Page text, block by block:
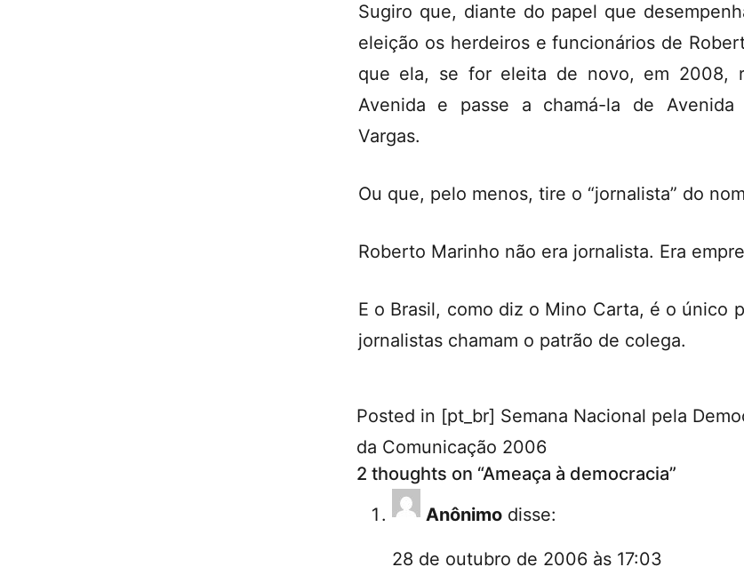
Sugiro que, diante do papel que
eleição os herdeiros e funcionários de
que ela, se for eleita de novo, em 2008,
Avenida e passe a chamá-la de Avenida
Vargas.
Ou que, pelo menos, tire o “jornalista” do
Roberto Marinho não era jornalista. Era
E o Brasil, como diz o Mino Carta, é o único
jornalistas chamam o patrão de colega.
Posted in [pt_br] Semana Nacional pela
da Comunicação 2006
2 thoughts on “Ameaça à democracia”
Anônimo disse:
28 de outubro de 2006 às 17:03